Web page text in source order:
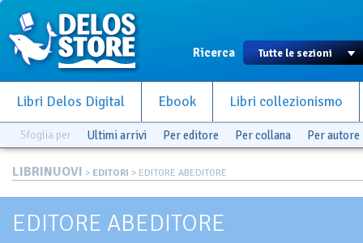
Ricerca
Libri Delos Digital Ebook Libri collezionismo
Sfoglia per Ultimi arrivi Per editore Per collana Per autore
LIBRINUOVI > EDITORI > EDITORE ABEDITORE
EDITORE ABEDITORE